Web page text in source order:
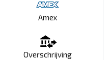
Amex
Overschrijving